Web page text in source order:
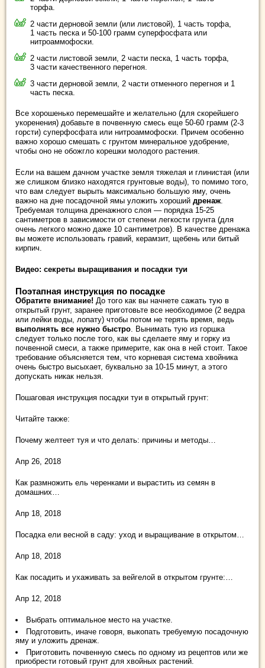
торфа.
2 части дерновой земли (или листовой), 1 часть торфа,
1 часть песка и 50-100 грамм суперфосфата или
нитроаммофоски.
2 части листовой земли, 2 части песка, 1 часть торфа,
3 части качественного перегноя.
3 части дерновой земли, 2 части отменного перегноя и 1
часть песка.
Все хорошенько перемешайте и желательно (для скорейшего
укоренения) добавьте в почвенную смесь еще 50-60 грамм (2-3
горсти) суперфосфата или нитроаммофоски. Причем особенно
важно хорошо смешать с грунтом минеральное удобрение,
чтобы оно не обожгло корешки молодого растения.
Если на вашем дачном участке земля тяжелая и глинистая (или
же слишком близко находятся грунтовые воды), то помимо того,
что вам следует вырыть максимально большую яму, очень
важно на дне посадочной ямы уложить хороший дренаж.
Требуемая толщина дренажного слоя — порядка 15-25
сантиметров в зависимости от степени легкости грунта (для
очень легкого можно даже 10 сантиметров). В качестве дренажа
вы можете использовать гравий, керамзит, щебень или битый
кирпич.
Видео: секреты выращивания и посадки туи
Поэтапная инструкция по посадке
Обратите внимание! До того как вы начнете сажать тую в
открытый грунт, заранее приготовьте все необходимое (2 ведра
или лейки воды, лопату) чтобы потом не терять время, ведь
выполнять все нужно быстро. Вынимать тую из горшка
следует только после того, как вы сделаете яму и горку из
почвенной смеси, а также примерите, как она в ней стоит. Такое
требование объясняется тем, что корневая система хвойника
очень быстро высыхает, буквально за 10-15 минут, а этого
допускать никак нельзя.
Пошаговая инструкция посадки туи в открытый грунт:
Читайте также:
Почему желтеет туя и что делать: причины и методы…
Апр 26, 2018
Как размножить ель черенками и вырастить из семян в
домашних…
Апр 18, 2018
Посадка ели весной в саду: уход и выращивание в открытом…
Апр 18, 2018
Как посадить и ухаживать за вейгелой в открытом грунте:…
Апр 12, 2018
Выбрать оптимальное место на участке.
Подготовить, иначе говоря, выкопать требуемую посадочную
яму и уложить дренаж.
Приготовить почвенную смесь по одному из рецептов или же
приобрести готовый грунт для хвойных растений.